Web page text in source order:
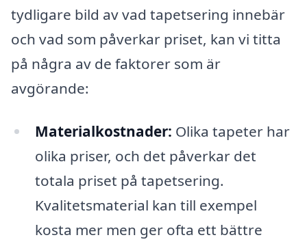
tydligare bild av vad tapetsering innebär
och vad som påverkar priset, kan vi titta
på några av de faktorer som är
avgörande:
Materialkostnader: Olika tapeter har
olika priser, och det påverkar det
totala priset på tapetsering.
Kvalitetsmaterial kan till exempel
kosta mer men ger ofta ett bättre